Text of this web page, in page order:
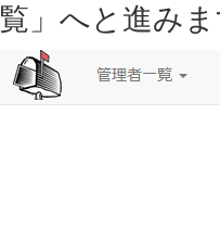
覧」へと進み